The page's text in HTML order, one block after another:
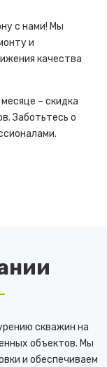
с нами! Мы
и
качества
– скидка
Заботьтесь о
скважин на
объектов. Мы
и обеспечиваем